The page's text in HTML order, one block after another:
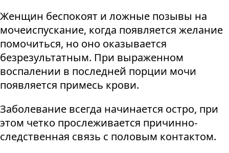
Женщин беспокоят и ложные позывы на
мочеиспускание, когда появляется желание
помочиться, но оно оказывается
безрезультатным. При выраженном
воспалении в последней порции мочи
появляется примесь крови.
Заболевание всегда начинается остро, при
этом четко прослеживается причинно-
следственная связь с половым контактом.